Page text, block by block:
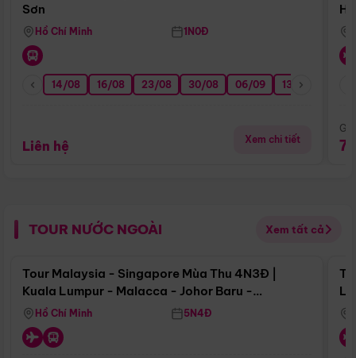
Sơn
Hồ Chí Minh 1N0Đ
14/08 16/08 23/08 30/08 06/09 13/09
Liên hệ Xem chi tiết
TOUR NƯỚC NGOÀI Xem tất cả
Điểm nổi bật
Tour Malaysia - Singapore Mùa Thu 4N3Đ |
Kuala Lumpur - Malacca - Johor Baru -
Singapore
Hồ Chí Minh 5N4Đ